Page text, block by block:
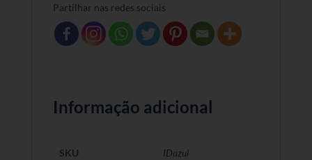
Partilhar nas redes sociais
Informação adicional
SKU IDazul